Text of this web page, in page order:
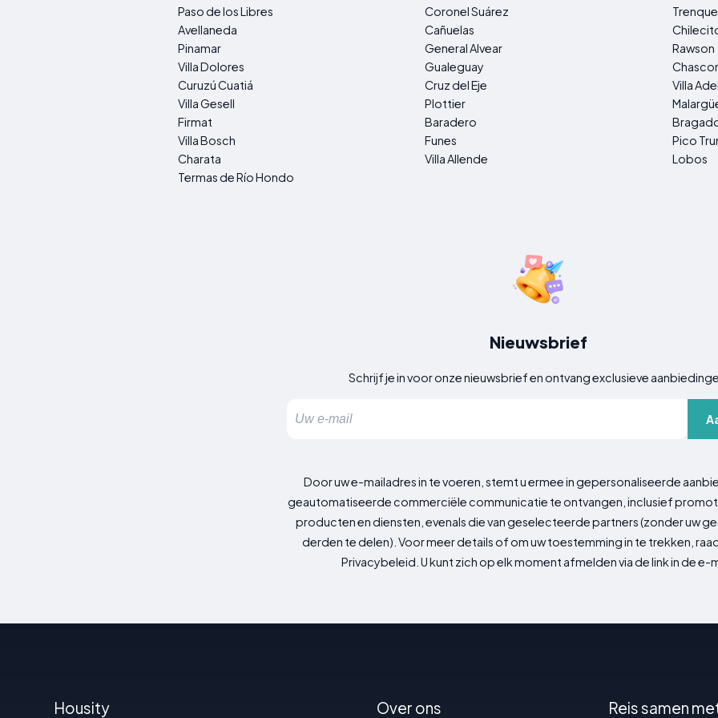
Paso de los Libres
Coronel Suárez
Avellaneda
Cañuelas
Pinamar
General Alvear
Rawson
Villa Dolores
Gualeguay
Curuzú Cuatiá
Cruz del Eje
Villa
Villa Gesell
Plottier
Firmat
Baradero
Villa Bosch
Funes
Pico
Charata
Villa Allende
Lobos
Termas de Río Hondo
Nieuwsbrief
Schrijf je in voor onze nieuwsbrief en ontvang exclusieve
Door uw e-mailadres in te voeren, stemt u ermee in gepersonaliseerde
geautomatiseerde commerciële communicatie te ontvangen, inclusief
producten en diensten, evenals die van geselecteerde partners (zonder uw
derden te delen). Voor meer details of om uw toestemming in te trekken,
Privacybeleid. U kunt zich op elk moment afmelden via de link in de e-
Housity Over ons Reis samen